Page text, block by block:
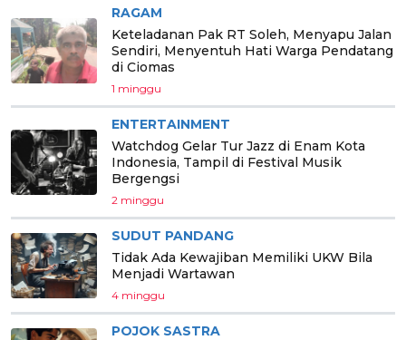
RAGAM
Keteladanan Pak RT Soleh, Menyapu Jalan
Sendiri, Menyentuh Hati Warga Pendatang
di Ciomas
1 minggu
ENTERTAINMENT
Watchdog Gelar Tur Jazz di Enam Kota
Indonesia, Tampil di Festival Musik
Bergengsi
2 minggu
SUDUT PANDANG
Tidak Ada Kewajiban Memiliki UKW Bila
Menjadi Wartawan
4 minggu
POJOK SASTRA